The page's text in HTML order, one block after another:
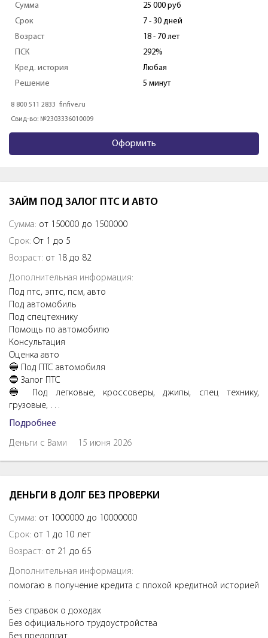
Сумма
25 000 руб
Срок
7 - 30 дней
Возраст
18 - 70 лет
ПСК
292%
Кред. история
Любая
Решение
5 минут
8 800 511 2833 finfive.ru
Свид-во: №2303336010009
Оформить
ЗАЙМ ПОД ЗАЛОГ ПТС И АВТО
Сумма: от 150000 до 1500000
Срок: От 1 до 5
Возраст: от 18 до 82
Дополнительная информация:
Под птс, эптс, псм, авто
Под автомобиль
Под спецтехнику
Помощь по автомобилю
Консультация
Оценка авто
🔵 Пoд ПТС aвтoмобиля
🔵 Залог ПTC
🔵 Под легковые, кроссоверы, джипы, спeц тexнику,
грузовые, …
Подробнее
Деньги с Вами 15 июня 2026
ДЕНЬГИ В ДОЛГ БЕЗ ПРОВЕРКИ
Сумма: от 1000000 до 10000000
Срок: от 1 до 10 лет
Возраст: от 21 до 65
Дополнительная информация:
помогаю в получение кредита с плохой кредитной историей
.
Без справок о доходах
Без официального трудоустройства